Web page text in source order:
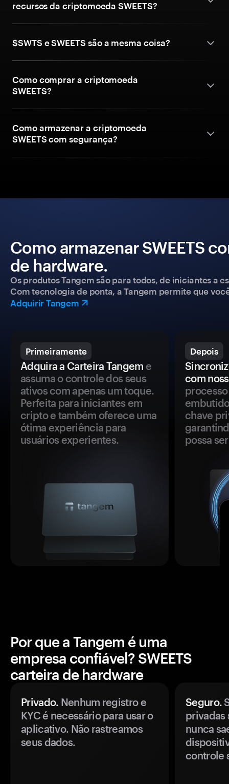
recursos da criptomoeda SWEETS?
$SWTS e SWEETS são a mesma coisa?
Como comprar a criptomoeda
SWEETS?
Como armazenar a criptomoeda
SWEETS com segurança?
Como armazenar SWEETS
de hardware.
Os produtos Tangem são para todos, de iniciantes a
Com tecnologia de ponta, a Tangem permite que
Adquirir Tangem
Primeiramente
Adquira a Carteira Tangem e
assuma o controle dos seus
ativos com apenas um toque.
Perfeita para iniciantes em
cripto e também oferece uma
ótima experiência para
usuários experientes.
Depois
com
chave
possa
Por que a Tangem é uma
empresa confiável? SWEETS
carteira de hardware
Privado. Nenhum registro e
KYC é necessário para usar o
aplicativo. Não rastreamos
seus dados.
Seguro.
privadas
nunca
controle